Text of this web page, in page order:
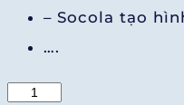
– Socola tạo
….
Bánh